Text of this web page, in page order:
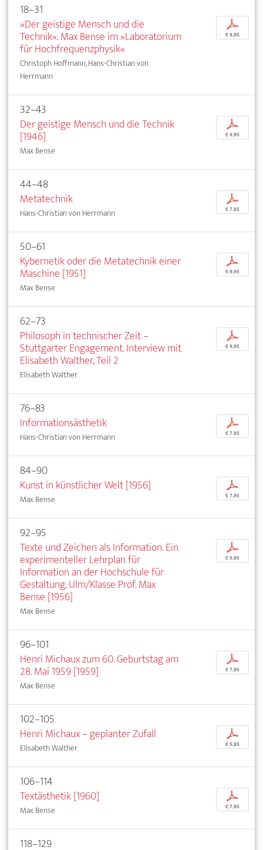
18–31
»Der geistige Mensch und die
Technik«. Max Bense im »Laboratorium
für Hochfrequenzphysik«
Christoph Hoffmann, Hans-Christian von
Herrmann
p
€ 9,95
32–43
Der geistige Mensch und die Technik
[1946]
Max Bense
p
€ 9,95
44–48
Metatechnik
Hans-Christian von Herrmann
p
€ 7,95
50–61
Kybernetik oder die Metatechnik einer
Maschine [1951]
Max Bense
p
€ 9,95
62–73
Philosoph in technischer Zeit –
Stuttgarter Engagement. Interview mit
Elisabeth Walther, Teil 2
Elisabeth Walther
p
€ 9,95
76–83
Informationsästhetik
Hans-Christian von Herrmann
p
€ 7,95
84–90
Kunst in künstlicher Welt [1956]
Max Bense
p
€ 7,95
92–95
Texte und Zeichen als Information. Ein
experimenteller Lehrplan für
Information an der Hochschule für
Gestaltung, Ulm/Klasse Prof. Max
Bense [1956]
Max Bense
p
€ 5,95
96–101
Henri Michaux zum 60. Geburtstag am
28. Mai 1959 [1959]
Max Bense
p
€ 7,95
102–105
Henri Michaux – geplanter Zufall
Elisabeth Walther
p
€ 5,95
106–114
Textästhetik [1960]
Max Bense
p
€ 7,95
118–129